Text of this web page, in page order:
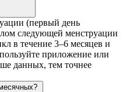
(первый день
следующей менструации
в течение 3–6 месяцев и
приложение или
данных, тем точнее